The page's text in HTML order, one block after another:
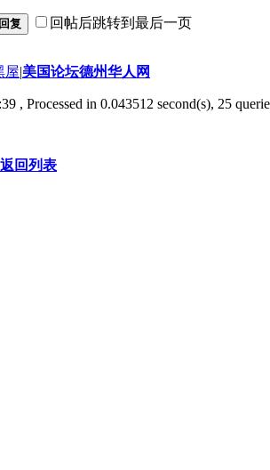
复 回帖后跳转到最后一页
屋|美国论坛德州华人网
, Processed in 0.043512 second(s), 25
返回列表